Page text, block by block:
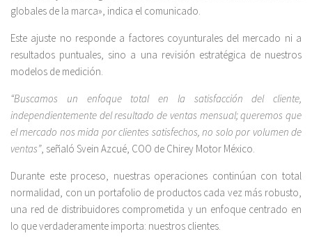
globales de la marca», indica el comunicado.
Este ajuste no responde a factores coyunturales del mercado ni a
resultados puntuales, sino a una revisión estratégica de nuestros
modelos de medición.
“Buscamos un enfoque total en la satisfacción del cliente,
independientemente del resultado de ventas mensual; queremos que
el mercado nos mida por clientes satisfechos, no solo por volumen de
ventas”, señaló Svein Azcué, COO de Chirey Motor México.
Durante este proceso, nuestras operaciones continúan con total
normalidad, con un portafolio de productos cada vez más robusto,
una red de distribuidores comprometida y un enfoque centrado en
lo que verdaderamente importa: nuestros clientes.